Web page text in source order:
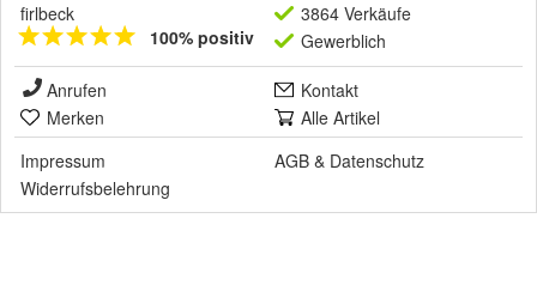
firlbeck
100% positiv
3864 Verkäufe
Gewerblich
Anrufen
Kontakt
Merken
Alle Artikel
Impressum
AGB & Datenschutz
Widerrufsbelehrung